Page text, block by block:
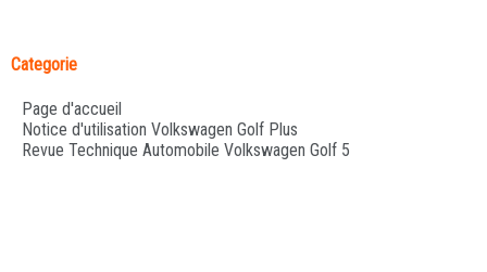
Categorie
Page d'accueil
Notice d'utilisation Volkswagen Golf Plus
Revue Technique Automobile Volkswagen Golf 5